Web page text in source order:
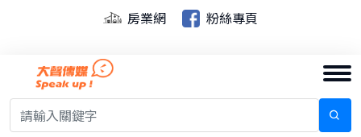
房業網 粉絲專頁